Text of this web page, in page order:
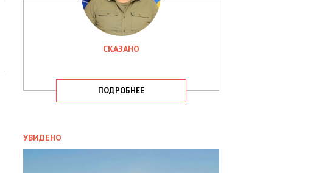
СКАЗАНО
ПОДРОБНЕЕ
УВИДЕНО
ЗАТРИМАЛА